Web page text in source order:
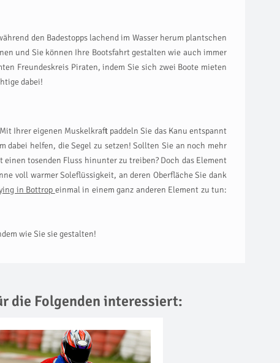
den Badestopps lachend im Wasser herum plantschen
und Sie können Ihre Bootsfahrt gestalten wie auch immer
Freundeskreis Piraten, indem Sie sich zwei Boote mieten
dabei!
Ihrer eigenen Muskelkraft paddeln Sie das Kanu entspannt
dabei helfen, die Segel zu setzen! Sollten Sie an noch mehr
tosenden Fluss hinunter zu treiben? Doch das Element
voll warmer Soleflüssigkeit, an deren Oberfläche Sie dank
in Bottrop einmal in einem ganz anderen Element zu tun:
wie Sie sie gestalten!
die Folgenden interessiert: